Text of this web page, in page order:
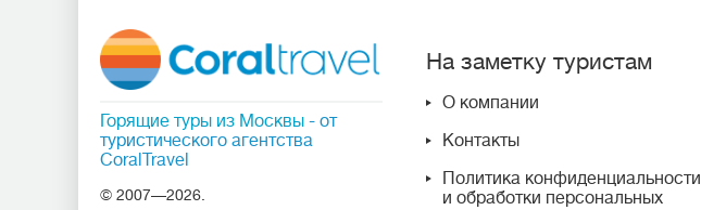
Горящие туры из Москвы - от
туристического агентства
CoralTravel
© 2007—2026.
На заметку туристам
О компании
Контакты
Политика конфиденциальности
и обработки персональных